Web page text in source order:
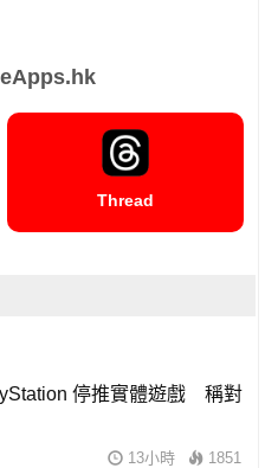
Thread
停推實體遊戲 稱對
13小時 1851